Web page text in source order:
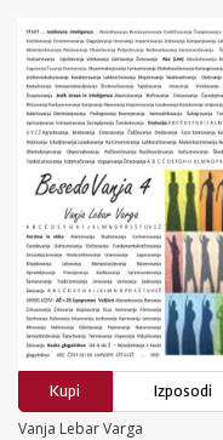
Kupi
Izposodi
Vanja Lebar Varga